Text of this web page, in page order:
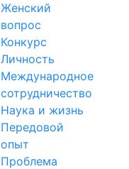
Женский
вопрос
Конкурс
Личность
Международное
сотрудничество
Наука и жизнь
Передовой
опыт
Проблема